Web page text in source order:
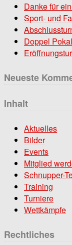
Danke für
Sport- und
Doppel
Neueste
Inhalt
Aktuelles
Bilder
Events
Mitglied
Schnupper-
Training
Turniere
Wettkämpfe
Rechtliches